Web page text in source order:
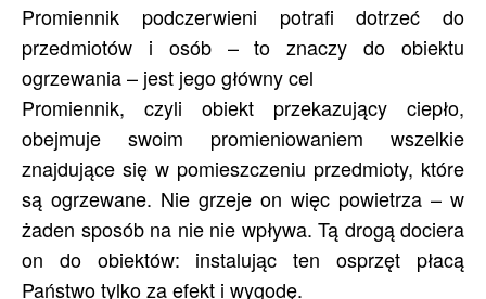
Promiennik podczerwieni potrafi dotrzeć do
przedmiotów i osób – to znaczy do obiektu
ogrzewania – jest jego główny cel
Promiennik, czyli obiekt przekazujący ciepło,
obejmuje swoim promieniowaniem wszelkie
znajdujące się w pomieszczeniu przedmioty, które
są ogrzewane. Nie grzeje on więc powietrza – w
żaden sposób na nie nie wpływa. Tą drogą dociera
on do obiektów: instalując ten osprzęt płacą
Państwo tylko za efekt i wygodę.